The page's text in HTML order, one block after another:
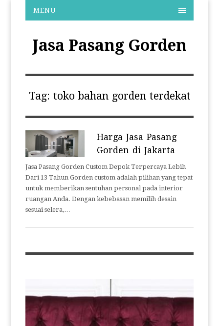
MENU
Jasa Pasang Gorden
Tag: toko bahan gorden terdekat
Harga Jasa Pasang
Gorden di Jakarta
Jasa Pasang Gorden Custom Depok Terpercaya Lebih
Dari 13 Tahun Gorden custom adalah pilihan yang tepat
untuk memberikan sentuhan personal pada interior
ruangan Anda. Dengan kebebasan memilih desain
sesuai selera,…